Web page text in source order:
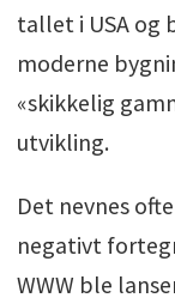
tallet i USA og
moderne
«skikkelig
utvikling.
Det nevnes
negativt
WWW ble